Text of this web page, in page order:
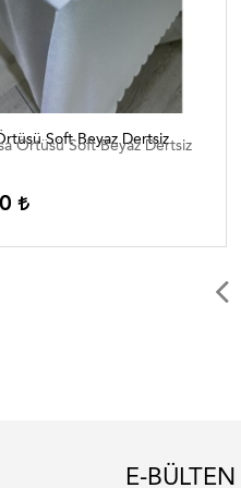
Soft Beyaz Dertsiz
Örtüsü Soft Beyaz Dertsiz
E-BÜLTEN